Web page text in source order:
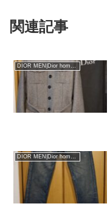
関連記事
DIOR MEN|Dior homme